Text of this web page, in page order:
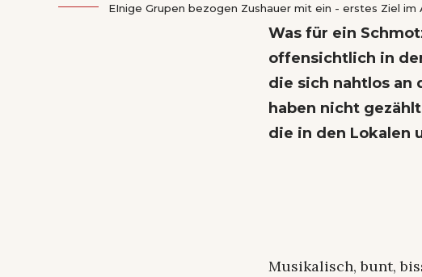
EInige Grupen bezogen Zushauer mit ein - erstes Ziel
Was für ein
offensichtlich in
die sich nahtlos an
haben nicht
die in den Lokalen
Musikalisch, bunt,